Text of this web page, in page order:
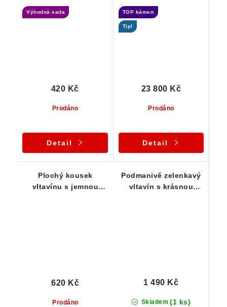
Výhodná sada
Prodáno
420 Kč
Detail
TOP kámen
Tip!
Prodáno
23 800 Kč
Detail
Plochý kousek
vltavínu s jemnou
Prodáno
620 Kč
Podmanivě zelenkavý
vltavín s krásnou
Skladem (1 ks)
1 490 Kč